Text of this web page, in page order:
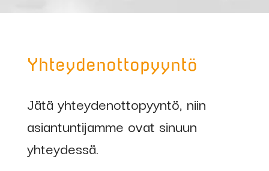
Yhteydenottopyyntö
Jätä yhteydenottopyyntö, niin
asiantuntijamme ovat sinuun
yhteydessä.